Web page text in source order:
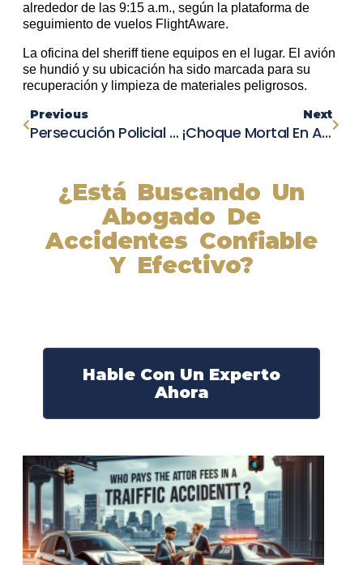
alrededor de las 9:15 a.m., según la plataforma de
seguimiento de vuelos FlightAware.
La oficina del sheriff tiene equipos en el lugar. El avión
se hundió y su ubicación ha sido marcada para su
recuperación y limpieza de materiales peligrosos.
Previous
Persecución Policial Termina En Aterrador Choque En Little Tokyo, Causando Pánico Entre Los Compradores
Next
¡Choque Mortal En Arcadia! Joven De 17 Años Arrestado Tras Accidente De Atropello Y Fuga
¿Está Buscando Un
Abogado De
Accidentes Confiable
Y Efectivo?
Hable Con Un Experto
Ahora